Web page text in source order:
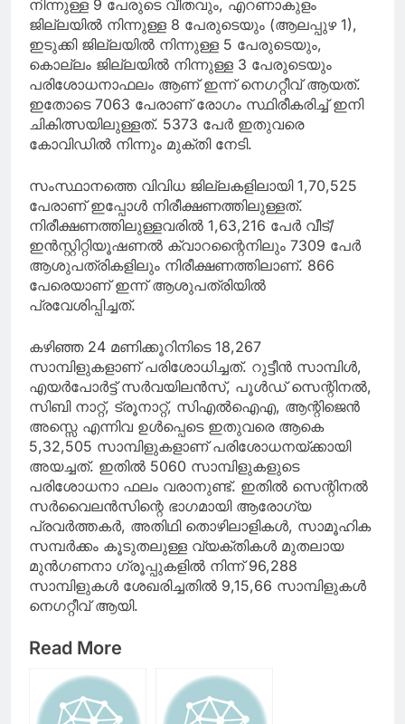
നിന്നുള്ള 9 പേരുടെ വീതവും, എറണാകുളം
ജില്ലയില്‍ നിന്നുള്ള 8 പേരുടെയും (ആലപ്പുഴ 1),
ഇടുക്കി ജില്ലയില്‍ നിന്നുള്ള 5 പേരുടെയും,
കൊല്ലം ജില്ലയില്‍ നിന്നുള്ള 3 പേരുടെയും
പരിശോധനാഫലം ആണ് ഇന്ന് നെഗറ്റീവ് ആയത്.
ഇതോടെ 7063 പേരാണ് രോഗം സ്ഥിരീകരിച്ച് ഇനി
ചികിത്സയിലുള്ളത്. 5373 പേര്‍ ഇതുവരെ
കോവിഡില്‍ നിന്നും മുക്തി നേടി.
സംസ്ഥാനത്തെ വിവിധ ജില്ലകളിലായി 1,70,525
പേരാണ് ഇപ്പോള്‍ നിരീക്ഷണത്തിലുള്ളത്.
നിരീക്ഷണത്തിലുള്ളവരില്‍ 1,63,216 പേര്‍ വീട്/
ഇന്‍സ്റ്റിറ്റിയൂഷണല്‍ ക്വാറന്റൈനിലും 7309 പേര്‍
ആശുപത്രികളിലും നിരീക്ഷണത്തിലാണ്. 866
പേരെയാണ് ഇന്ന് ആശുപത്രിയില്‍
പ്രവേശിപ്പിച്ചത്.
കഴിഞ്ഞ 24 മണിക്കൂറിനിടെ 18,267
സാമ്പിളുകളാണ് പരിശോധിച്ചത്. റുട്ടീന്‍ സാമ്പിള്‍,
എയര്‍പോര്‍ട്ട് സര്‍വയിലന്‍സ്, പൂള്‍ഡ് സെന്റിനല്‍,
സിബി നാറ്റ്, ട്രൂനാറ്റ്, സിഎല്‍ഐഎ, ആന്റിജെന്‍
അസ്സെ എന്നിവ ഉള്‍പ്പെടെ ഇതുവരെ ആകെ
5,32,505 സാമ്പിളുകളാണ് പരിശോധനയ്ക്കായി
അയച്ചത്. ഇതില്‍ 5060 സാമ്പിളുകളുടെ
പരിശോധനാ ഫലം വരാനുണ്ട്. ഇതില്‍ സെന്റിനല്‍
സര്‍വൈലന്‍സിന്റെ ഭാഗമായി ആരോഗ്യ
പ്രവര്‍ത്തകര്‍, അതിഥി തൊഴിലാളികള്‍, സാമൂഹിക
സമ്പര്‍ക്കം കൂടുതലുള്ള വ്യക്തികള്‍ മുതലായ
മുന്‍ഗണനാ ഗ്രൂപ്പുകളില്‍ നിന്ന് 96,288
സാമ്പിളുകള്‍ ശേഖരിച്ചതില്‍ 9,15,66 സാമ്പിളുകള്‍
നെഗറ്റീവ് ആയി.
Read More